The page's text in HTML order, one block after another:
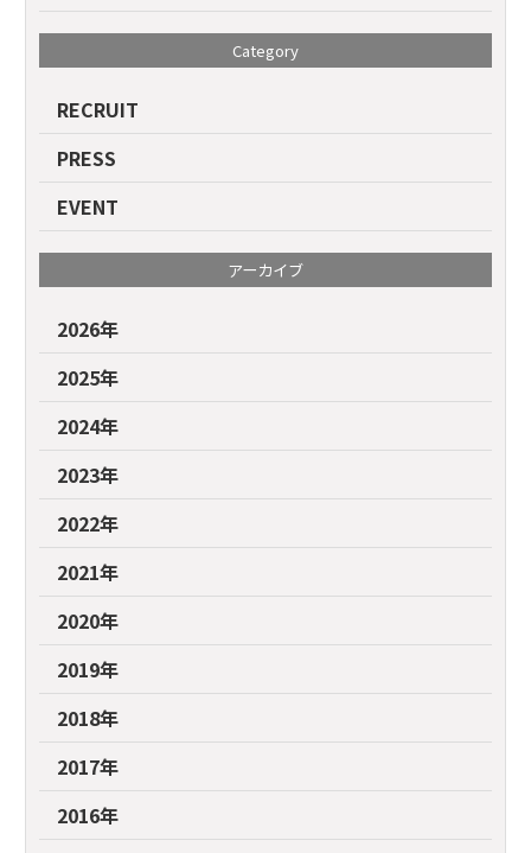
Category
RECRUIT
PRESS
EVENT
アーカイブ
2026年
2025年
2024年
2023年
2022年
2021年
2020年
2019年
2018年
2017年
2016年